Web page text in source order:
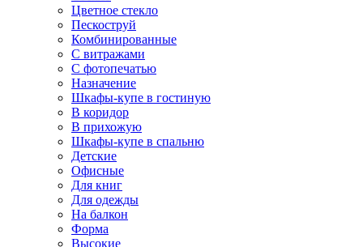
Цветное стекло
Пескоструй
Комбинированные
С витражами
С фотопечатью
Назначение
Шкафы-купе в гостиную
В коридор
В прихожую
Шкафы-купе в спальню
Детские
Офисные
Для книг
Для одежды
На балкон
Форма
Высокие